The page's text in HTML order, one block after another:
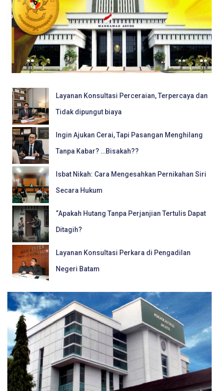
Layanan Konsultasi Perceraian, Terpercaya dan
Tidak dipungut biaya
Ingin Ajukan Cerai, Tapi Pasangan Menghilang
Tanpa Kabar? …Bisakah??
Isbat Nikah: Cara Mengesahkan Pernikahan Siri
Secara Hukum
“Apakah Hutang Tanpa Perjanjian Tertulis Dapat
Ditagih?
Layanan Konsultasi Perkara di Pengadilan
Negeri Batam